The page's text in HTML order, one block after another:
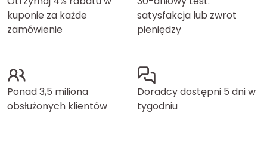
kuponie za każde
zamówienie
satysfakcja lub zwrot
pieniędzy
Ponad 3,5 miliona
obsłużonych klientów
Doradcy dostępni 5 dni w
tygodniu